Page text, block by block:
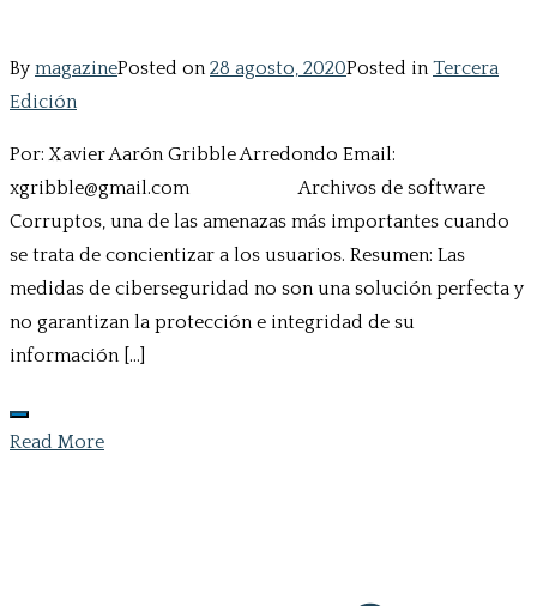
By magazinePosted on 28 agosto, 2020Posted in Tercera
Edición
Por: Xavier Aarón Gribble Arredondo Email:
xgribble@gmail.com Archivos de software
Corruptos, una de las amenazas más importantes cuando
se trata de concientizar a los usuarios. Resumen: Las
medidas de ciberseguridad no son una solución perfecta y
no garantizan la protección e integridad de su
información […]
Read More